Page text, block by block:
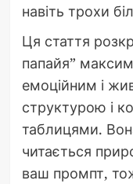
навіть трохи
Ця стаття
папайя”
емоційним і
структурою і
таблицями.
читається
ваш промпт,